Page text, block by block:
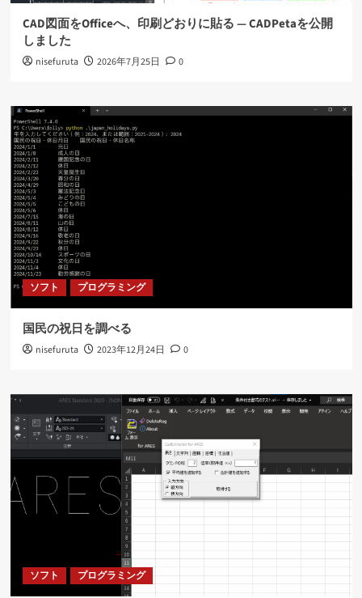
CAD図面をOfficeへ、印刷どおりに貼る ― CADPetaを公開
しました
nisefuruta 2026年7月25日 0
ソフト プログラミング
国民の祝日を調べる
nisefuruta 2023年12月24日 0
ソフト プログラミング